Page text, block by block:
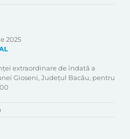
2025
extraordinare de îndată a
Gioseni, Județul Bacău, pentru